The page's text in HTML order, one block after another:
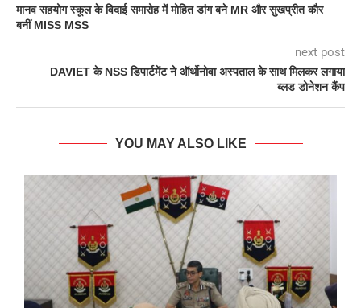
मानव सहयोग स्कूल के विदाई समारोह में मोहित डांग बने MR और सुखप्रीत कौर
बनीं MISS MSS
next post
DAVIET के NSS डिपार्टमेंट ने ऑर्थोनोवा अस्पताल के साथ मिलकर लगाया
ब्लड डोनेशन कैंप
YOU MAY ALSO LIKE